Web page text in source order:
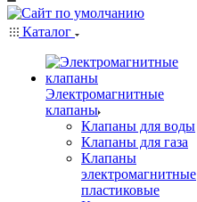
Каталог
Электромагнитные
клапаны
Клапаны для воды
Клапаны для газа
Клапаны
электромагнитные
пластиковые